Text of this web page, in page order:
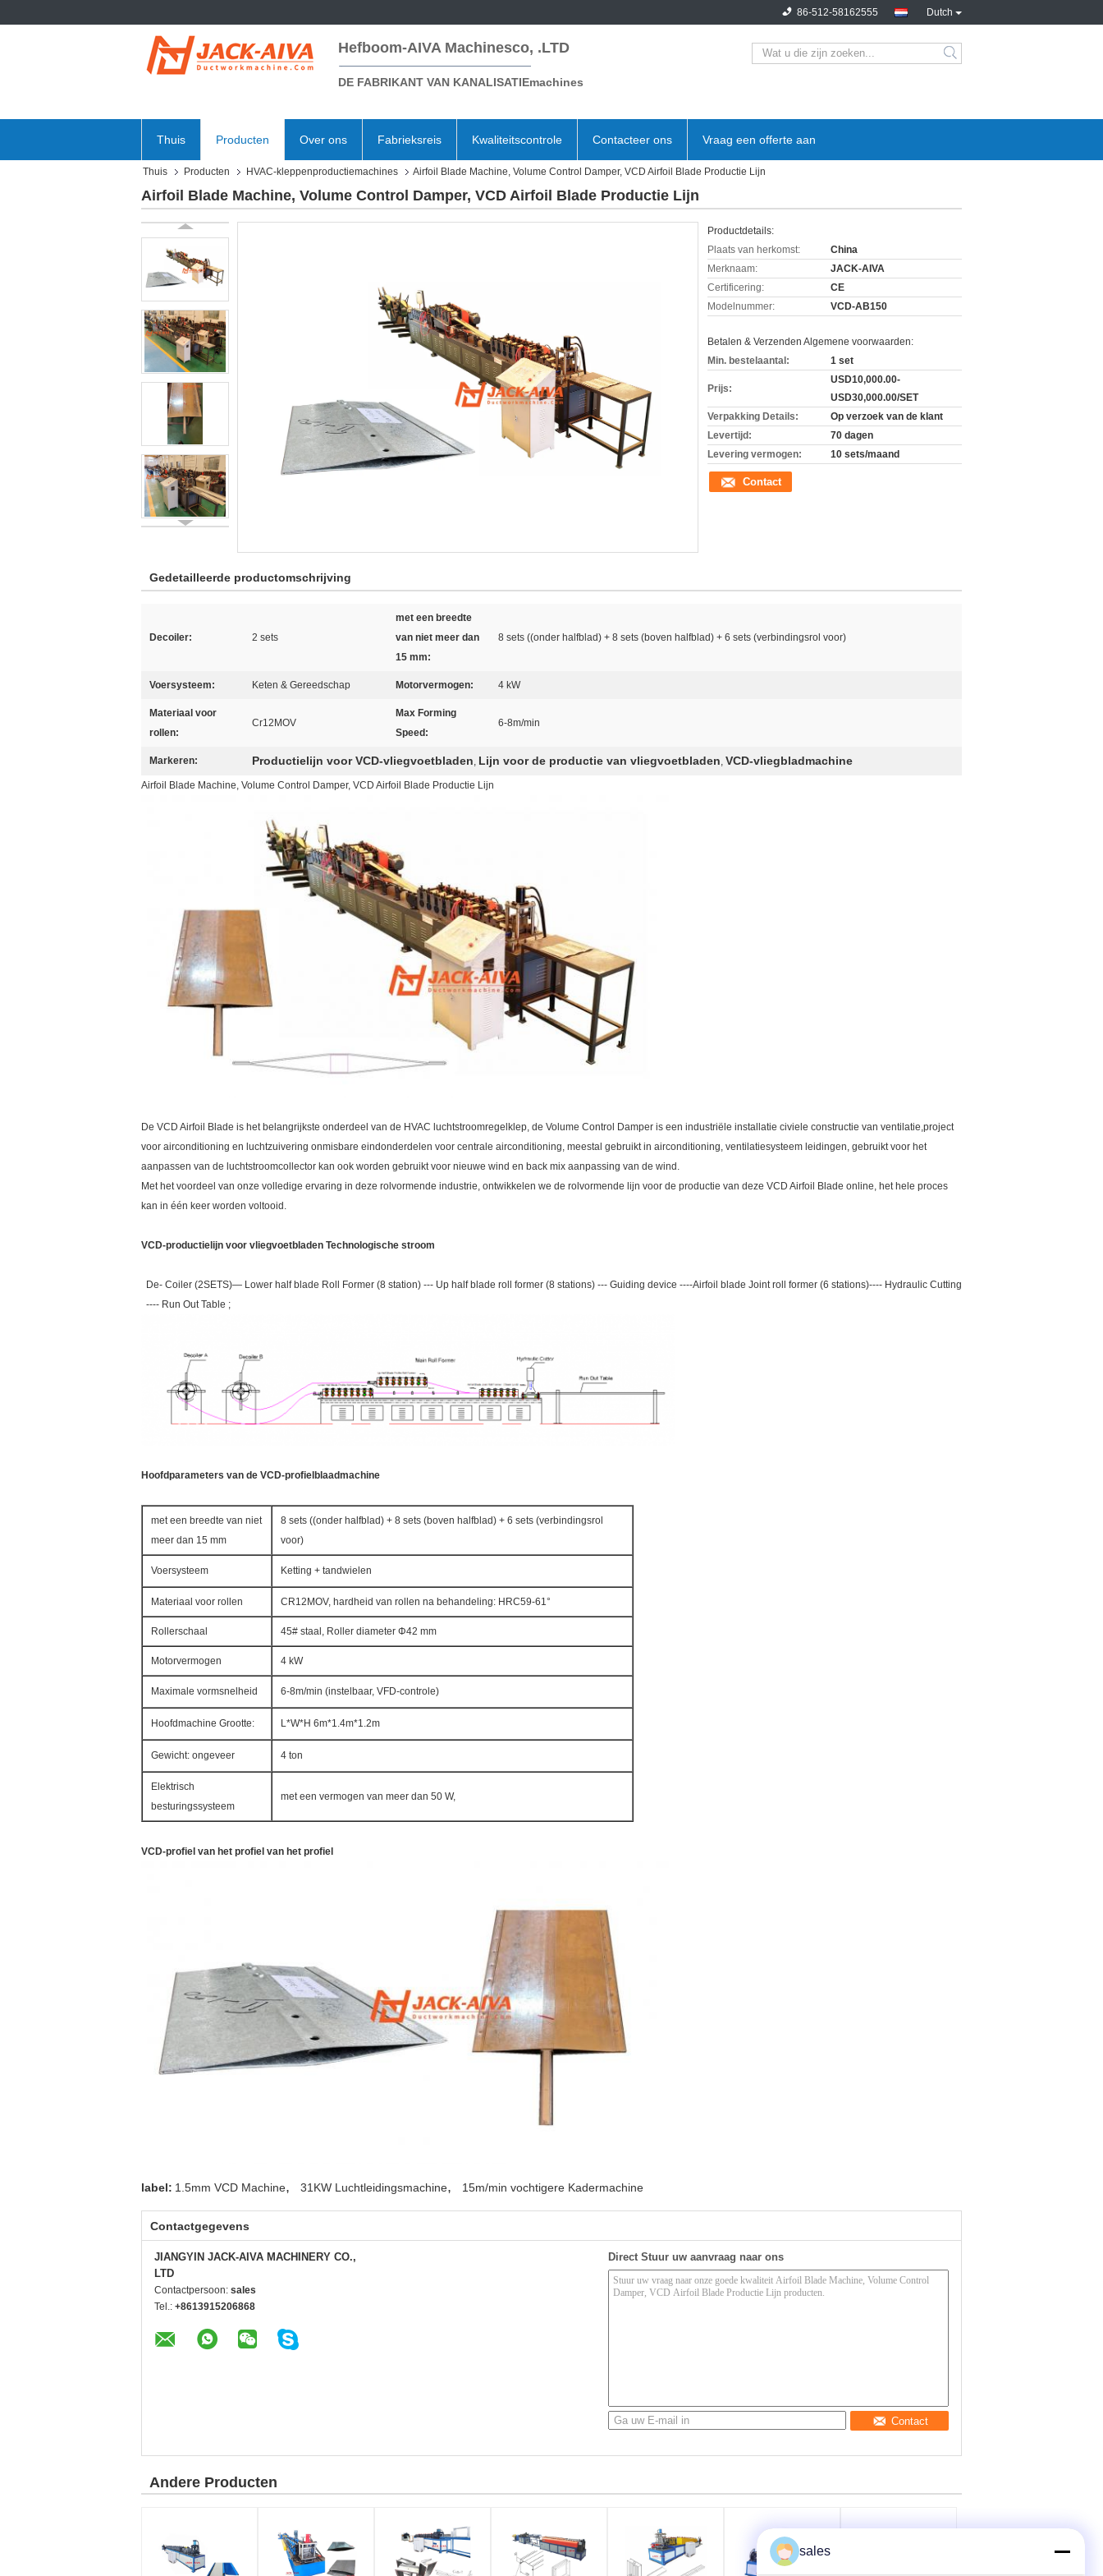
Dutch
86-512-58162555
Hefboom-AIVA Machinesco, .LTD
DE FABRIKANT VAN KANALISATIEmachines
Thuis Producten Over ons Fabrieksreis Kwaliteitscontrole Contacteer ons Vraag een offerte aan
Thuis Producten HVAC-kleppenproductiemachines Airfoil Blade Machine, Volume Control Damper, VCD Airfoil Blade Productie Lijn
Airfoil Blade Machine, Volume Control Damper, VCD Airfoil Blade Productie Lijn
Productdetails:
Plaats van herkomst:
China
Merknaam:
JACK-AIVA
Certificering:
CE
Modelnummer:
VCD-AB150
Betalen & Verzenden Algemene voorwaarden:
Min. bestelaantal:
1 set
Prijs:
USD10,000.00-
USD30,000.00/SET
Verpakking Details:
Op verzoek van de klant
Levertijd:
70 dagen
Levering vermogen:
10 sets/maand
Contact
Gedetailleerde productomschrijving
Decoiler: 2 sets
met een breedte
van niet meer dan
15 mm:
8 sets ((onder halfblad) + 8 sets (boven halfblad) + 6 sets (verbindingsrol voor)
Voersysteem: Keten & Gereedschap Motorvermogen: 4 kW
Materiaal voor
rollen:
Cr12MOV
Max Forming
Speed:
6-8m/min
Markeren: Productielijn voor VCD-vliegvoetbladen, Lijn voor de productie van vliegvoetbladen, VCD-vliegbladmachine
Airfoil Blade Machine, Volume Control Damper, VCD Airfoil Blade Productie Lijn
De VCD Airfoil Blade is het belangrijkste onderdeel van de HVAC luchtstroomregelklep, de Volume Control Damper is een industriële installatie civiele constructie van ventilatie,project
voor airconditioning en luchtzuivering onmisbare eindonderdelen voor centrale airconditioning, meestal gebruikt in airconditioning, ventilatiesysteem leidingen, gebruikt voor het
aanpassen van de luchtstroomcollector kan ook worden gebruikt voor nieuwe wind en back mix aanpassing van de wind.
Met het voordeel van onze volledige ervaring in deze rolvormende industrie, ontwikkelen we de rolvormende lijn voor de productie van deze VCD Airfoil Blade online, het hele proces
kan in één keer worden voltooid.
VCD-productielijn voor vliegvoetbladen Technologische stroom
De- Coiler (2SETS)— Lower half blade Roll Former (8 station) --- Up half blade roll former (8 stations) --- Guiding device ----Airfoil blade Joint roll former (6 stations)---- Hydraulic Cutting
---- Run Out Table ;
Hoofdparameters van de VCD-profielblaadmachine
met een breedte van niet
meer dan 15 mm
8 sets ((onder halfblad) + 8 sets (boven halfblad) + 6 sets (verbindingsrol
voor)
Voersysteem Ketting + tandwielen
Materiaal voor rollen CR12MOV, hardheid van rollen na behandeling: HRC59-61°
Rollerschaal 45# staal, Roller diameter Φ42 mm
Motorvermogen 4 kW
Maximale vormsnelheid 6-8m/min (instelbaar, VFD-controle)
Hoofdmachine Grootte: L*W*H 6m*1.4m*1.2m
Gewicht: ongeveer 4 ton
Elektrisch
besturingssysteem
met een vermogen van meer dan 50 W,
VCD-profiel van het profiel van het profiel
label: 1.5mm VCD Machine, 31KW Luchtleidingsmachine, 15m/min vochtigere Kadermachine
Contactgegevens
JIANGYIN JACK-AIVA MACHINERY CO.,
LTD
Contactpersoon: sales
Tel.: +8613915206868
Direct Stuur uw aanvraag naar ons
Contact
Andere Producten
sales